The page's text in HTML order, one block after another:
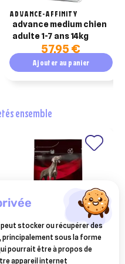
ADVANCE-AFFINITY
advance medium chien
adulte 1-7 ans 14kg
57,95 €
Ajouter au panier
ensemble
PURINA
purina pro plan croquettes
stocker ou récupérer des
sous la forme
pourrait être à propos de
appareil internet